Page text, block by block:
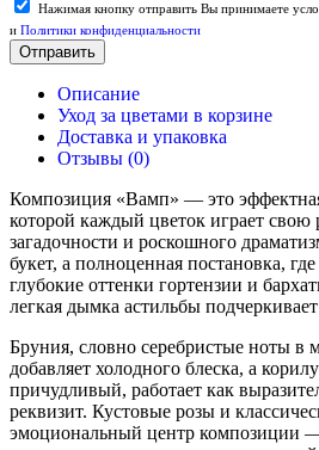
Нажимая кнопку отправить Вы принимаете
и Политики конфиденциальности
Отправить
Описание
Уход за цветами в корзине
Доставка и упаковка
Отзывы (0)
Композиция «Вамп» — это
которой каждый цветок играет свою
загадочности и роскошного
букет, а полноценная постановка,
глубокие оттенки гортензии и
легкая дымка астильбы
Бруния, словно серебристые ноты в
добавляет холодного блеска, а
причудливый, работает как
реквизит. Кустовые розы и
эмоциональный центр композиции